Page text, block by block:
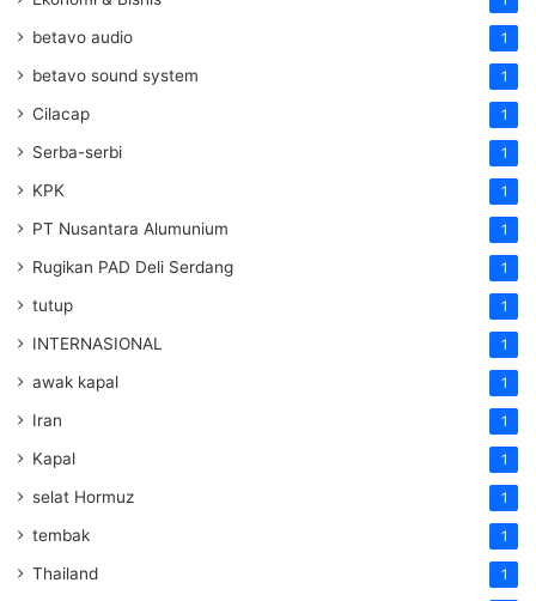
betavo audio 1
betavo sound system 1
Cilacap 1
Serba-serbi 1
KPK 1
PT Nusantara Alumunium 1
Rugikan PAD Deli Serdang 1
tutup 1
INTERNASIONAL 1
awak kapal 1
Iran 1
Kapal 1
selat Hormuz 1
tembak 1
Thailand 1